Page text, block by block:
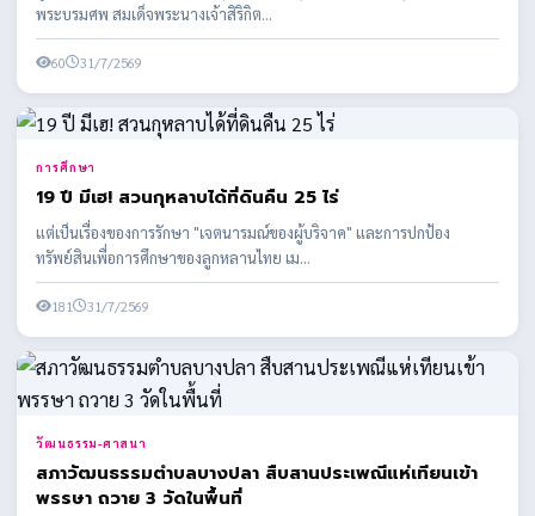
พระบรมศพ สมเด็จพระนางเจ้าสิริกิต...
60 31/7/2569
การศึกษา
19 ปี มีเฮ! สวนกุหลาบได้ที่ดินคืน 25 ไร่
แต่เป็นเรื่องของการรักษา "เจตนารมณ์ของผู้บริจาค" และการปกป้อง
ทรัพย์สินเพื่อการศึกษาของลูกหลานไทย เม...
181 31/7/2569
วัฒนธรรม-ศาสนา
สภาวัฒนธรรมตำบลบางปลา สืบสานประเพณีแห่เทียนเข้า
พรรษา ถวาย 3 วัดในพื้นที่